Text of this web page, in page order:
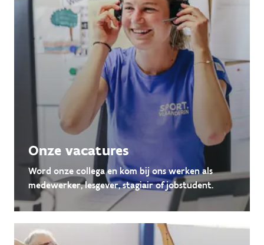
Onze vacatures
Word onze collega en kom bij ons werken als
medewerker, lesgever, stagiair of jobstudent.